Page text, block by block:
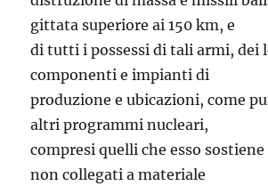
gittata superiore ai 150 km, e
di tutti i possessi di tali armi, dei
componenti e impianti di
produzione e ubicazioni, come
altri programmi nucleari,
compresi quelli che esso sostiene
non collegati a materiale